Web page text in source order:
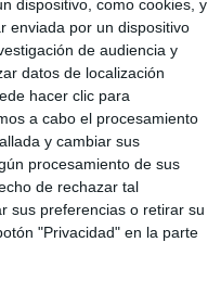
dispositivo, como cookies, y
enviada por un dispositivo
de audiencia y
datos de localización
hacer clic para
a cabo el procesamiento
y cambiar sus
procesamiento de sus
de rechazar tal
sus preferencias o retirar su
"Privacidad" en la parte